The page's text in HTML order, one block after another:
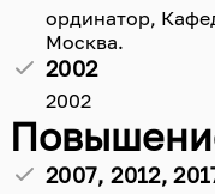
ординатор,
Москва.
2002
2002
2007, 2012,